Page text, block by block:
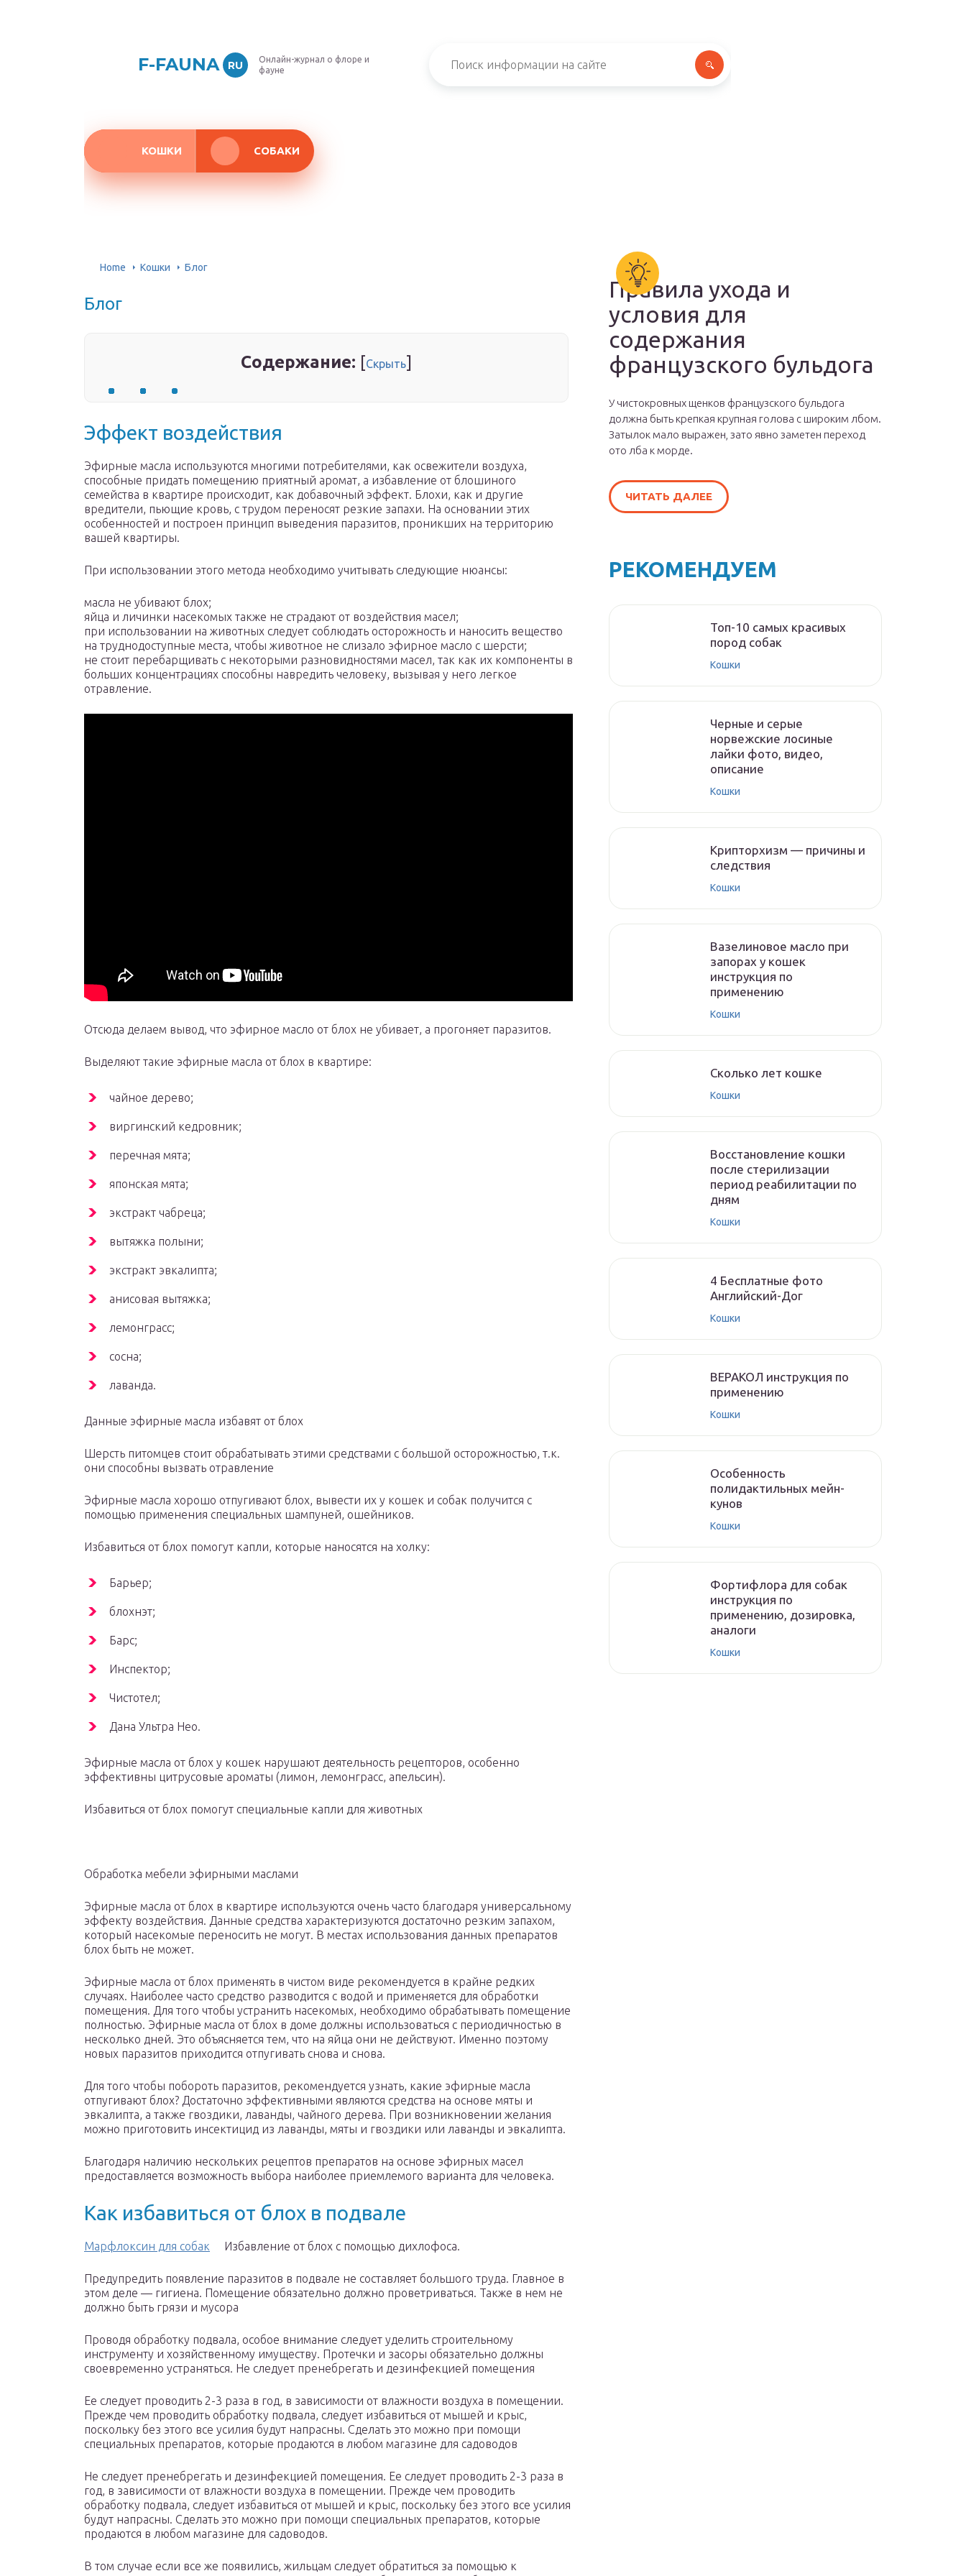
F-FAUNA RU
Онлайн-журнал о флоре и
фауне
КОШКИ СОБАКИ
Home Кошки Блог
Блог
Содержание: [Скрыть]
Эффект воздействия
Эфирные масла используются многими потребителями, как освежители воздуха,
способные придать помещению приятный аромат, а избавление от блошиного
семейства в квартире происходит, как добавочный эффект. Блохи, как и другие
вредители, пьющие кровь, с трудом переносят резкие запахи. На основании этих
особенностей и построен принцип выведения паразитов, проникших на территорию
вашей квартиры.
При использовании этого метода необходимо учитывать следующие нюансы:
масла не убивают блох;
яйца и личинки насекомых также не страдают от воздействия масел;
при использовании на животных следует соблюдать осторожность и наносить вещество
на труднодоступные места, чтобы животное не слизало эфирное масло с шерсти;
не стоит перебарщивать с некоторыми разновидностями масел, так как их компоненты в
больших концентрациях способны навредить человеку, вызывая у него легкое
отравление.
Отсюда делаем вывод, что эфирное масло от блох не убивает, а прогоняет паразитов.
Выделяют такие эфирные масла от блох в квартире:
чайное дерево;
виргинский кедровник;
перечная мята;
японская мята;
экстракт чабреца;
вытяжка полыни;
экстракт эвкалипта;
анисовая вытяжка;
лемонграсс;
сосна;
лаванда.
Данные эфирные масла избавят от блох
Шерсть питомцев стоит обрабатывать этими средствами с большой осторожностью, т.к.
они способны вызвать отравление
Эфирные масла хорошо отпугивают блох, вывести их у кошек и собак получится с
помощью применения специальных шампуней, ошейников.
Избавиться от блох помогут капли, которые наносятся на холку:
Барьер;
блохнэт;
Барс;
Инспектор;
Чистотел;
Дана Ультра Нео.
Эфирные масла от блох у кошек нарушают деятельность рецепторов, особенно
эффективны цитрусовые ароматы (лимон, лемонграсс, апельсин).
Избавиться от блох помогут специальные капли для животных
Обработка мебели эфирными маслами
Эфирные масла от блох в квартире используются очень часто благодаря универсальному
эффекту воздействия. Данные средства характеризуются достаточно резким запахом,
который насекомые переносить не могут. В местах использования данных препаратов
блох быть не может.
Эфирные масла от блох применять в чистом виде рекомендуется в крайне редких
случаях. Наиболее часто средство разводится с водой и применяется для обработки
помещения. Для того чтобы устранить насекомых, необходимо обрабатывать помещение
полностью. Эфирные масла от блох в доме должны использоваться с периодичностью в
несколько дней. Это объясняется тем, что на яйца они не действуют. Именно поэтому
новых паразитов приходится отпугивать снова и снова.
Для того чтобы побороть паразитов, рекомендуется узнать, какие эфирные масла
отпугивают блох? Достаточно эффективными являются средства на основе мяты и
эвкалипта, а также гвоздики, лаванды, чайного дерева. При возникновении желания
можно приготовить инсектицид из лаванды, мяты и гвоздики или лаванды и эвкалипта.
Благодаря наличию нескольких рецептов препаратов на основе эфирных масел
предоставляется возможность выбора наиболее приемлемого варианта для человека.
Как избавиться от блох в подвале
Марфлоксин для собак Избавление от блох с помощью дихлофоса.
Предупредить появление паразитов в подвале не составляет большого труда. Главное в
этом деле — гигиена. Помещение обязательно должно проветриваться. Также в нем не
должно быть грязи и мусора
Проводя обработку подвала, особое внимание следует уделить строительному
инструменту и хозяйственному имуществу. Протечки и засоры обязательно должны
своевременно устраняться. Не следует пренебрегать и дезинфекцией помещения
Ее следует проводить 2-3 раза в год, в зависимости от влажности воздуха в помещении.
Прежде чем проводить обработку подвала, следует избавиться от мышей и крыс,
поскольку без этого все усилия будут напрасны. Сделать это можно при помощи
специальных препаратов, которые продаются в любом магазине для садоводов
Не следует пренебрегать и дезинфекцией помещения. Ее следует проводить 2-3 раза в
год, в зависимости от влажности воздуха в помещении. Прежде чем проводить
обработку подвала, следует избавиться от мышей и крыс, поскольку без этого все усилия
будут напрасны. Сделать это можно при помощи специальных препаратов, которые
продаются в любом магазине для садоводов.
В том случае если все же появились, жильцам следует обратиться за помощью к
Правила ухода и
условия для
содержания
французского бульдога
У чистокровных щенков французского бульдога
должна быть крепкая крупная голова с широким лбом.
Затылок мало выражен, зато явно заметен переход
ото лба к морде.
ЧИТАТЬ ДАЛЕЕ
РЕКОМЕНДУЕМ
Топ-10 самых красивых
пород собак
Кошки
Черные и серые
норвежские лосиные
лайки фото, видео,
описание
Кошки
Крипторхизм — причины и
следствия
Кошки
Вазелиновое масло при
запорах у кошек
инструкция по
применению
Кошки
Cколько лет кошке
Кошки
Восстановление кошки
после стерилизации
период реабилитации по
дням
Кошки
4 Бесплатные фото
Английский-Дог
Кошки
ВЕРАКОЛ инструкция по
применению
Кошки
Особенность
полидактильных мейн-
кунов
Кошки
Фортифлора для собак
инструкция по
применению, дозировка,
аналоги
Кошки